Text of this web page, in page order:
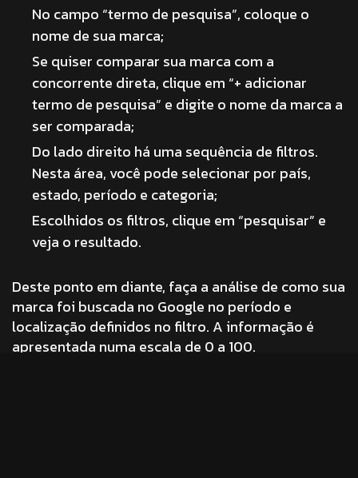
No campo “termo de pesquisa”, coloque o
nome de sua marca;
Se quiser comparar sua marca com a
concorrente direta, clique em “+ adicionar
termo de pesquisa” e digite o nome da marca a
ser comparada;
Do lado direito há uma sequência de filtros.
Nesta área, você pode selecionar por país,
estado, período e categoria;
Escolhidos os filtros, clique em “pesquisar” e
veja o resultado.
Deste ponto em diante, faça a análise de como sua
marca foi buscada no Google no período e
localização definidos no filtro. A informação é
apresentada numa escala de 0 a 100.